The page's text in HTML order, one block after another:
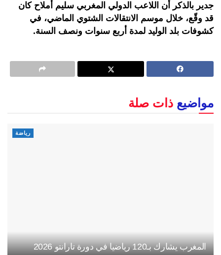
جدير بالذكر أن اللاعب الدولي المغربي سليم أملاح كان
قد وقّع، خلال موسم الانتقالات الشتوي الماضي، في
كشوفات بلد الوليد لمدة أربع سنوات ونصف السنة.
مواضيع ذات صلة
رياضة
المغرب يشارك بـ120 رياضيا في دورة تارانتو 2026